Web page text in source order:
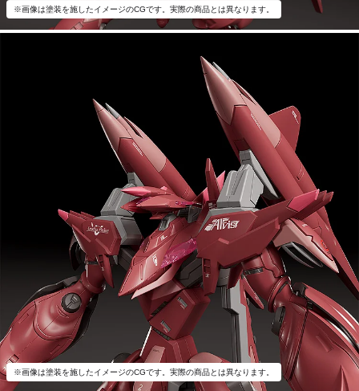
※画像は塗装を施したイメージのCGです。実際の商品とは異なります。
※画像は塗装を施したイメージのCGです。実際の商品とは異なります。